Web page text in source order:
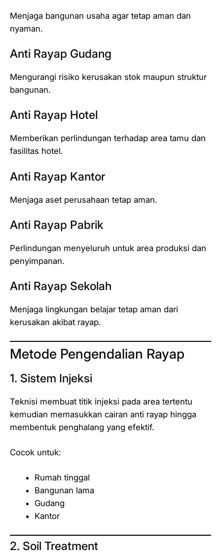
Menjaga bangunan usaha agar tetap aman dan
nyaman.
Anti Rayap Gudang
Mengurangi risiko kerusakan stok maupun struktur
bangunan.
Anti Rayap Hotel
Memberikan perlindungan terhadap area tamu dan
fasilitas hotel.
Anti Rayap Kantor
Menjaga aset perusahaan tetap aman.
Anti Rayap Pabrik
Perlindungan menyeluruh untuk area produksi dan
penyimpanan.
Anti Rayap Sekolah
Menjaga lingkungan belajar tetap aman dari
kerusakan akibat rayap.
Metode Pengendalian Rayap
1. Sistem Injeksi
Teknisi membuat titik injeksi pada area tertentu
kemudian memasukkan cairan anti rayap hingga
membentuk penghalang yang efektif.
Cocok untuk:
Rumah tinggal
Bangunan lama
Gudang
Kantor
2. Soil Treatment